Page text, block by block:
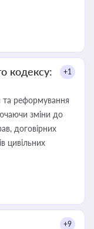
кодексу:
+1
реформування
зміни до
договірних
цивільних
+9